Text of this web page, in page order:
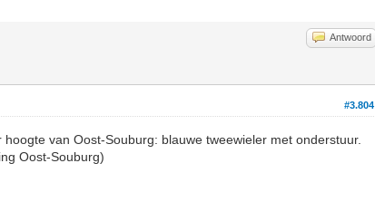
Antwoord
#3.804
van Oost-Souburg: blauwe tweewieler met onderstuur.
Oost-Souburg)